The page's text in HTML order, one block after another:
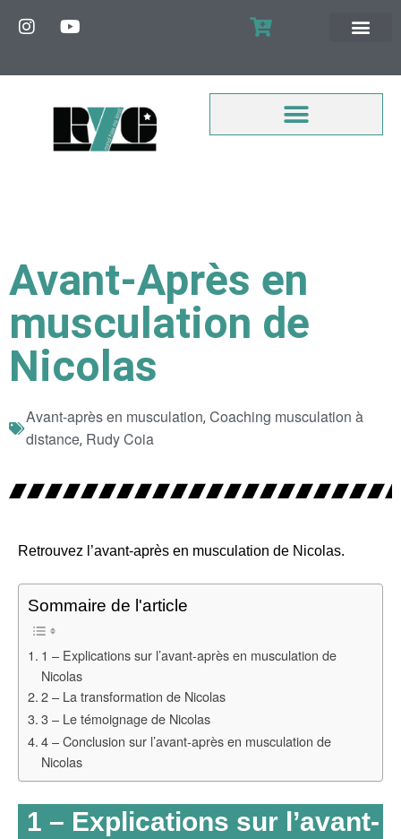
Avant-Après en
musculation de
Nicolas
Avant-après en musculation, Coaching musculation à
distance, Rudy Coia
Retrouvez l’avant-après en musculation de Nicolas.
Sommaire de l'article
1 – Explications sur l’avant-après en musculation de
Nicolas
2 – La transformation de Nicolas
3 – Le témoignage de Nicolas
4 – Conclusion sur l’avant-après en musculation de
Nicolas
1 – Explications sur l’avant-